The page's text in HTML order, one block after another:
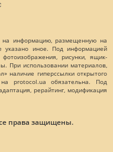
на информацию, размещенную на
указано иное. Под информацией
рисунки, ящик-
При использовании материалов,
наличие гиперссылки открытого
protocol.ua обязательна. Под
рерайтинг, модификация
права защищены.